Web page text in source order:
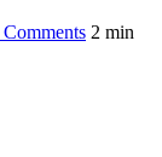
Comments 2 min